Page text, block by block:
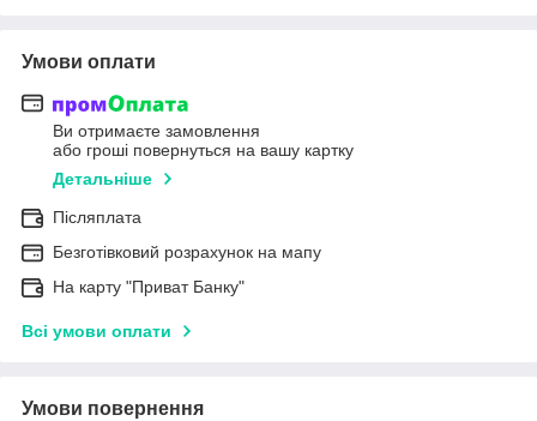
Умови оплати
Ви отримаєте замовлення
або гроші повернуться на вашу картку
Детальніше
Післяплата
Безготівковий розрахунок на мапу
На карту "Приват Банку"
Всі умови оплати
Умови повернення